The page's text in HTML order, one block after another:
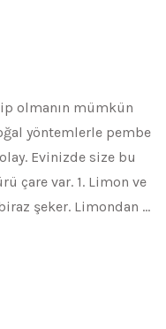
olmanın mümkün
yöntemlerle pembe
Evinizde size bu
çare var. 1. Limon ve
şeker. Limondan …